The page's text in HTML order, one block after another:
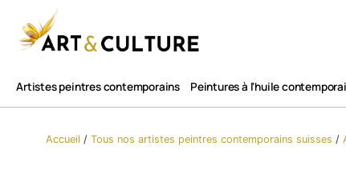
Artistes peintres contemporains Peintures à l'huile
Accueil /Tous nos artistes peintres contemporains​ suisses /